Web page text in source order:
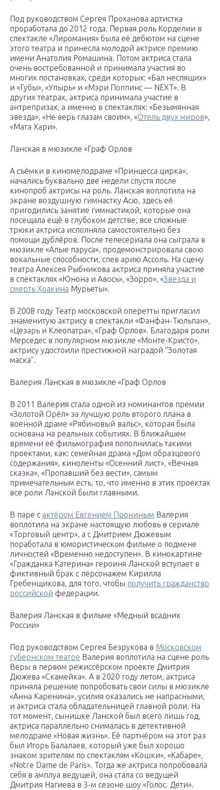
Под руководством Сергея Проханова артистка
проработала до 2012 года. Первая роль Корделии в
спектакле «Лиромания» была её дебютом на сцене
этого театра и принесла молодой актрисе премию
имени Анатолия Ромашина. Потом актриса стала
очень востребованной и принимала участия во
многих постановках, среди которых: «Бал неспящих»
и «Губы», «Упырь» и «Мэри Поппинс — NEXT». В
других театрах, актриса принимала участие в
антрепризах, а именно в спектаклях: «Безымянная
звезда», «Не верь глазам своим», «Отель двух миров»,
«Мата Хари».
Ланская в мюзикле «Граф Орлов
А съёмки в киномелодраме «Принцесса цирка»,
начались буквально две недели спустя после
кинопроб актрисы на роль. Ланская воплотила на
экране воздушную гимнастку Асю, здесь её
пригодились занятие гимнастикой, которые она
посещала ещё в глубоком детстве, все сложные
трюки актриса исполняла самостоятельно без
помощи дублёров. После телесериала она сыграла в
мюзикле «Алые паруса», продемонстрировала свою
вокальные способности, спев арию Ассоль. На сцену
театра Алексея Рыбникова актриса приняла участие
в спектаклях «Юнона и Авось», «Зорро», «Звезда и
смерть Хоакина Мурьеты».
В 2008 году Театр московской оперетты пригласил
знаменитую актрису в спектакли «Фанфан-Тюльпан»,
«Цезарь и Клеопатра», «Граф Орлов». Благодаря роли
Мерседес в популярном мюзикле «Монте-Кристо»,
актрису удостоили престижной наградой “Золотая
маска”.
Валерия Ланская в мюзикле «Граф Орлов
В 2011 Валерия стала одной из номинантов премии
«Золотой Орёл» за лучшую роль второго плана в
военной драме «Рябиновый вальс», которая была
основана на реальных событиях. В ближайшем
времени её фильмография пополнилась такими
проектами, как: семейная драма «Дом образцового
содержания», киноленты «Осенний лист», «Вечная
сказка», «Пропавший без вести», самым
примечательным есть, то, что именно в этих проектах
все роли Ланской были главными.
В паре с актёром Евгением Прониным Валерия
воплотила на экране настоящую любовь в сериале
«Торговый центр», а с Дмитрием Дюжевым
поработала в юмористическом фильме о подмене
личностей «Временно недоступен». В кинокартине
«Гражданка Катерина» героиня Ланской вступает в
фиктивный брак с персонажем Кирилла
Гребенщикова, для того, чтобы получить гражданство
российской федерации.
Валерия Ланская в фильме «Медный всадник
России»
Под руководством Сергея Безрукова в Московском
губернском театре Валерия воплотила на сцене роль
Веры в первом режиссёрском проекте Дмитрия
Дюжева «Скамейка». А в 2020 году летом, актриса
приняла решение попробовать свои силы в мюзикле
«Анна Каренина», усилия оказались не напрасными,
и актриса стала обладательницей главной роли. На
тот момент, сынишке Ланской был всего лишь год,
актриса параллельно снималась в детективной
мелодраме «Новая жизнь». Её партнёром на этот раз
был Игорь Балалаев, который уже был хорошо
знаком зрителям по спектаклям «Кошки», «Кабаре»,
«Notre Dame de Paris». Тогда же актриса попробовала
себя в амплуа ведущей, она стала со ведущей
Дмитрия Нагиева в 3-м сезоне шоу «Голос. Дети».